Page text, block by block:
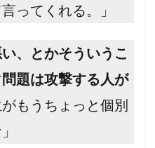
ってくれる。」
、とかそういうこ
問題は攻撃する人が
がもうちょっと個別